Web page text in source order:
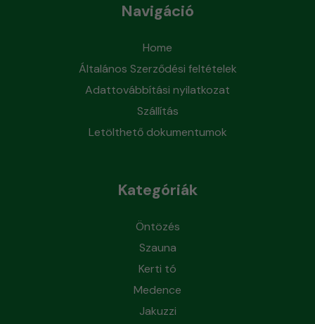
Navigáció
Home
Általános Szerződési feltételek
Adattovábbítási nyilatkozat
Szállítás
Letölthető dokumentumok
Kategóriák
Öntözés
Szauna
Kerti tó
Medence
Jakuzzi